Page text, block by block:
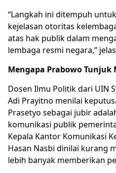
“Langkah ini ditempuh
kejelasan otoritas
atas hak publik dalam
lembaga resmi negara,”
Mengapa Prabowo Tunjuk
Dosen Ilmu Politik dari UIN
Adi Prayitno menilai
Prasetyo sebagai jubir
komunikasi publik
Kepala Kantor Komunikasi
Hasan Nasbi dinilai kurang
lebih banyak memberikan